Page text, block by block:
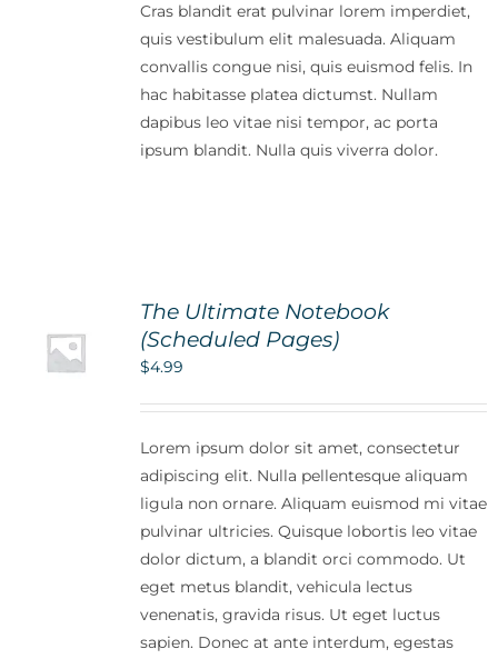
Cras blandit erat pulvinar lorem imperdiet,
quis vestibulum elit malesuada. Aliquam
convallis congue nisi, quis euismod felis. In
hac habitasse platea dictumst. Nullam
dapibus leo vitae nisi tempor, ac porta
ipsum blandit. Nulla quis viverra dolor.
The Ultimate Notebook
(Scheduled Pages)
$4.99
Lorem ipsum dolor sit amet, consectetur
adipiscing elit. Nulla pellentesque aliquam
ligula non ornare. Aliquam euismod mi vitae
pulvinar ultricies. Quisque lobortis leo vitae
dolor dictum, a blandit orci commodo. Ut
eget metus blandit, vehicula lectus
venenatis, gravida risus. Ut eget luctus
sapien. Donec at ante interdum, egestas